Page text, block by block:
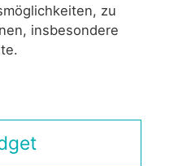
zu
insbesondere